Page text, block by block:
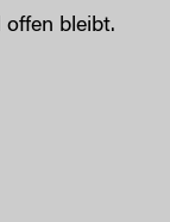
bleibt.